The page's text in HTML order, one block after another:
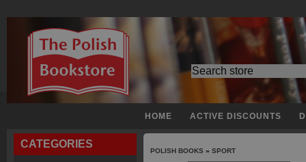
HOME ACTIVE DISCOUNTS
CATEGORIES
POLISH BOOKS » SPORT